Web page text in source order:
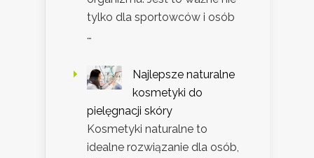
tylko dla sportowców i osób
…
Najlepsze naturalne
kosmetyki do
pielęgnacji skóry
Kosmetyki naturalne to
idealne rozwiązanie dla osób,